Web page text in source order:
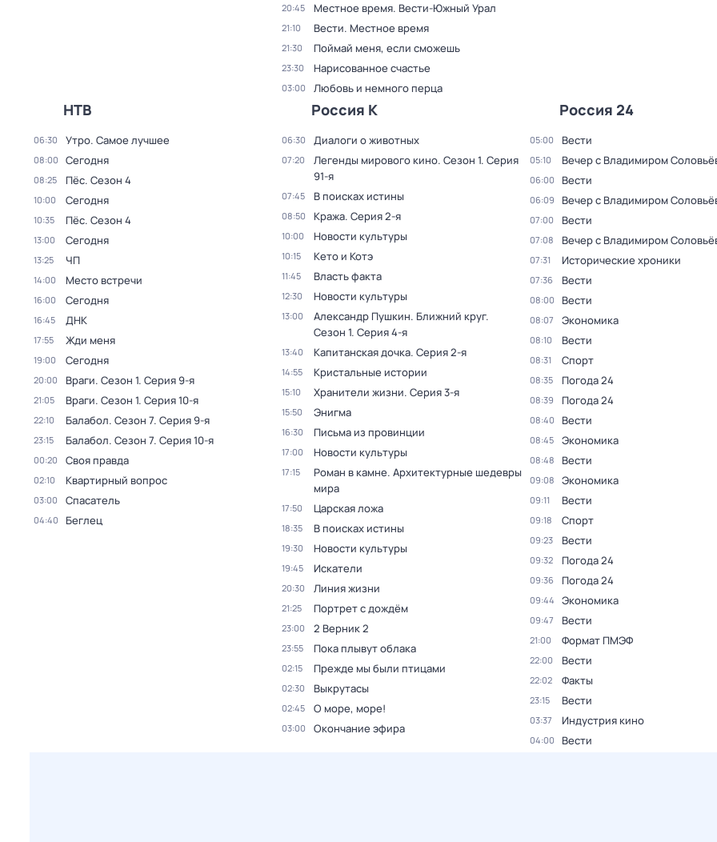
20:45 Местное время. Вести-Южный Урал
21:10 Вести. Местное время
21:30 Поймай меня, если сможешь
23:30 Нарисованное счастье
03:00 Любовь и немного перца
НТВ
06:30 Утро. Самое лучшее
08:00 Сегодня
08:25 Пёс. Сезон 4
10:00 Сегодня
10:35 Пёс. Сезон 4
13:00 Сегодня
13:25 ЧП
14:00 Место встречи
16:00 Сегодня
16:45 ДНК
17:55 Жди меня
19:00 Сегодня
20:00 Враги. Сезон 1. Серия 9-я
21:05 Враги. Сезон 1. Серия 10-я
22:10 Балабол. Сезон 7. Серия 9-я
23:15 Балабол. Сезон 7. Серия 10-я
00:20 Своя правда
02:10 Квартирный вопрос
03:00 Спасатель
04:40 Беглец
Россия К
06:30 Диалоги о животных
07:20 Легенды мирового кино. Сезон 1. Серия
91-я
07:45 В поисках истины
08:50 Кража. Серия 2-я
10:00 Новости культуры
10:15 Кето и Котэ
11:45 Власть факта
12:30 Новости культуры
13:00 Александр Пушкин. Ближний круг.
Сезон 1. Серия 4-я
13:40 Капитанская дочка. Серия 2-я
14:55 Кристальные истории
15:10 Хранители жизни. Серия 3-я
15:50 Энигма
16:30 Письма из провинции
17:00 Новости культуры
17:15
Роман в камне. Архитектурные шедевры
мира
17:50 Царская ложа
18:35 В поисках истины
19:30 Новости культуры
19:45 Искатели
20:30 Линия жизни
21:25 Портрет с дождём
23:00 2 Верник 2
23:55 Пока плывут облака
02:15 Прежде мы были птицами
02:30 Выкрутасы
02:45 О море, море!
03:00 Окончание эфира
Россия 24
05:00 Вести
05:10 Вечер с Владимиром
06:00 Вести
06:09 Вечер с Владимиром
07:00 Вести
07:08 Вечер с Владимиром
07:31 Исторические хроники
07:36 Вести
08:00 Вести
08:07 Экономика
08:10 Вести
08:31 Спорт
08:35 Погода 24
08:39 Погода 24
08:40 Вести
08:45 Экономика
08:48 Вести
09:08 Экономика
09:11 Вести
09:18 Спорт
09:23 Вести
09:32 Погода 24
09:36 Погода 24
09:44 Экономика
09:47 Вести
21:00 Формат ПМЭФ
22:00 Вести
22:02 Факты
23:15 Вести
03:37 Индустрия кино
04:00 Вести